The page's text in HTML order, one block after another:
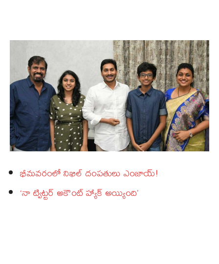
భీమవరంలో నిఖిల్‌ దంపతులు ఎంజాయ్‌!
‘నా ట్విట్టర్‌ అకౌంట్‌ హ్యాక్‌ అయ్యింది’